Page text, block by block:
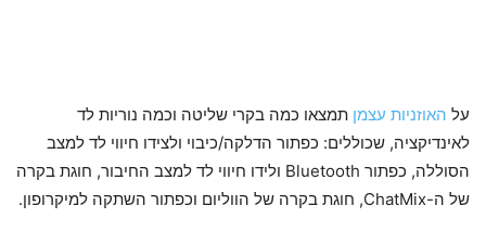
על האוזניות עצמן תמצאו כמה בקרי שליטה וכמה נוריות לד
לאינדיקציה, שכוללים: כפתור הדלקה/כיבוי ולצידו חיווי לד למצב
הסוללה, כפתור Bluetooth ולידו חיווי לד למצב החיבור, חוגת בקרה
של ה-ChatMix, חוגת בקרה של הווליום וכפתור השתקה למיקרופון.